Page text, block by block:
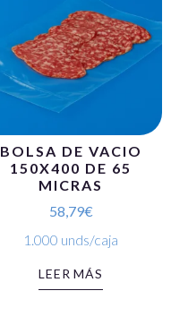
BOLSA DE VACIO
150X400 DE 65
MICRAS
58,79€
1.000 unds/caja
LEER MÁS